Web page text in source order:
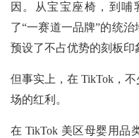
因。从宝宝座椅，到
了“一赛道一品牌”的统
预设了不占优势的刻板印
但事实上，在 TikTok，
场的红利。
在 TikTok 美区母婴用品